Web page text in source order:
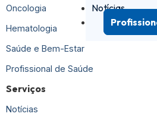
Notícias
Oncologia
Hematologia
Saúde e Bem-Estar
Profissional de Saúde
Serviços
Notícias